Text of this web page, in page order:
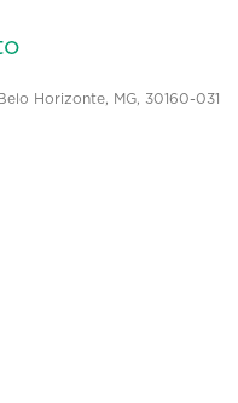
Horizonte, MG, 30160-031